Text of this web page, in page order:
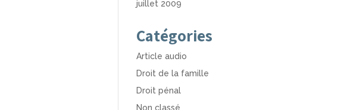
juillet 2009
Catégories
Article audio
Droit de la famille
Droit pénal
Non classé